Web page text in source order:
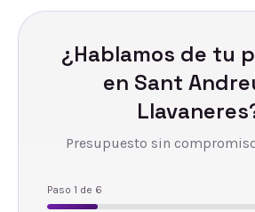
¿Hablamos de tu
en Sant
Llavaneres
Presupuesto sin
Paso 1 de 6